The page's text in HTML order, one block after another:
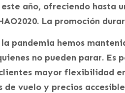
año, ofreciendo hasta
La promoción
pandemia hemos
no pueden parar. Es
mayor flexibilidad
de vuelo y precios